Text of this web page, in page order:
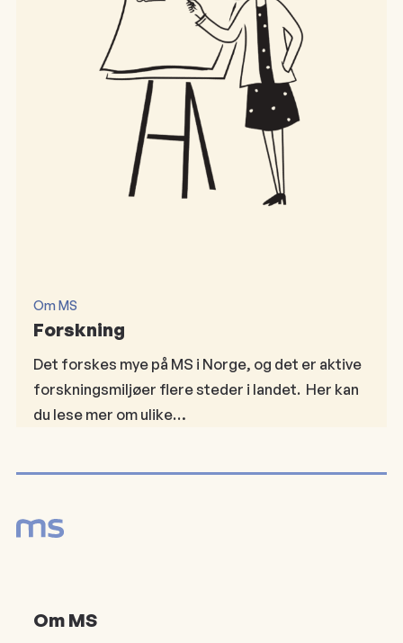
Om MS
Forskning
Det forskes mye på MS i Norge, og det er aktive
forskningsmiljøer flere steder i landet. Her kan
du lese mer om ulike…
Om MS